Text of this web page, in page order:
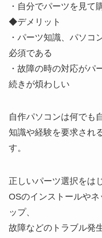
・自分でパーツを見て
◆デメリット
・パーツ知識、パソコ
必須である
・故障の時の対応がパ
続きが煩わしい
自作パソコンは何でも
知識や経験を要求され
す。
正しいパーツ選択をは
OSのインストールや
ップ、
故障などのトラブル発